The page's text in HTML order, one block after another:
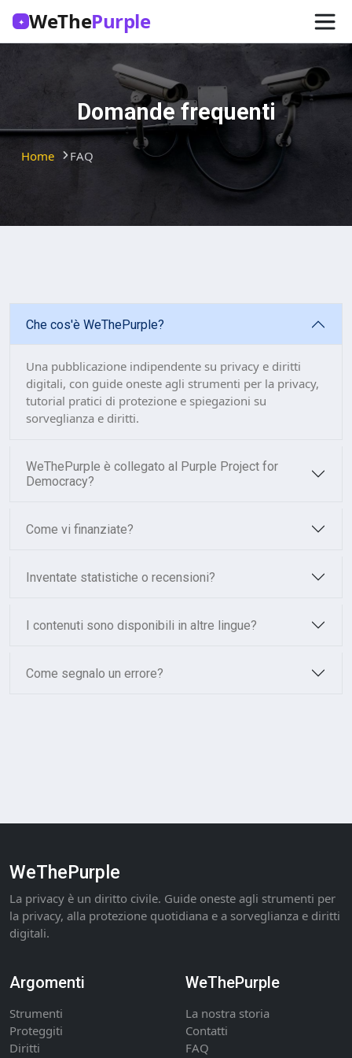
✦ WeThePurple
Domande frequenti
Home FAQ
Che cos'è WeThePurple?
Una pubblicazione indipendente su privacy e diritti
digitali, con guide oneste agli strumenti per la privacy,
tutorial pratici di protezione e spiegazioni su
sorveglianza e diritti.
WeThePurple è collegato al Purple Project for
Democracy?
Come vi finanziate?
Inventate statistiche o recensioni?
I contenuti sono disponibili in altre lingue?
Come segnalo un errore?
WeThePurple
La privacy è un diritto civile. Guide oneste agli strumenti per
la privacy, alla protezione quotidiana e a sorveglianza e diritti
digitali.
Argomenti
Strumenti
Proteggiti
Diritti
WeThePurple
La nostra storia
Contatti
FAQ